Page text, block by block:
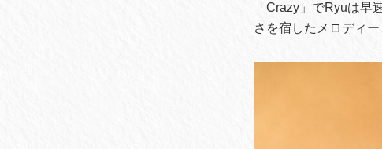
「Crazy」でRyuは早
さを宿したメロディ